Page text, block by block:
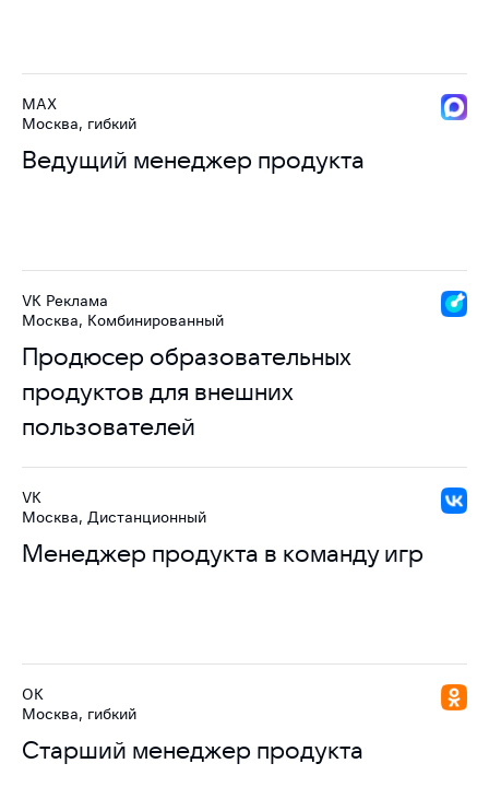
Ведущий менеджер продукта
MAX
Москва, гибкий
Продюсер образовательных
продуктов для внешних
пользователей
VK Реклама
Москва, Комбинированный
Менеджер продукта в команду игр
VK
Москва, Дистанционный
Старший менеджер продукта
ОК
Москва, гибкий